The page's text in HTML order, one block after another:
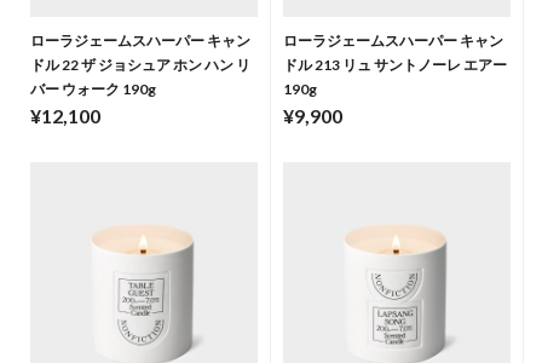
ローラジェームスハーパー キャン
ドル 22 ザ ジョシュア ホン ハン リ
バー ウォーク 190g
¥12,100
ローラジェームスハーパー キャン
ドル 213 リュ サントノーレ エアー
190g
¥9,900